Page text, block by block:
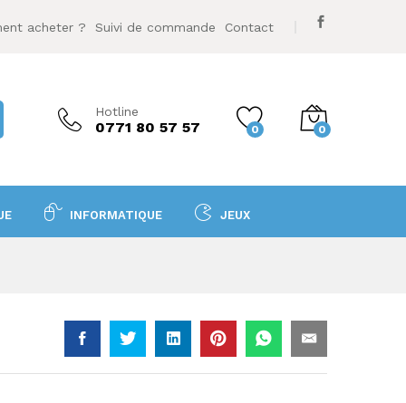
acheter ? Suivi de commande Contact
Hotline
0771 80 57 57 0 0
INFORMATIQUE JEUX